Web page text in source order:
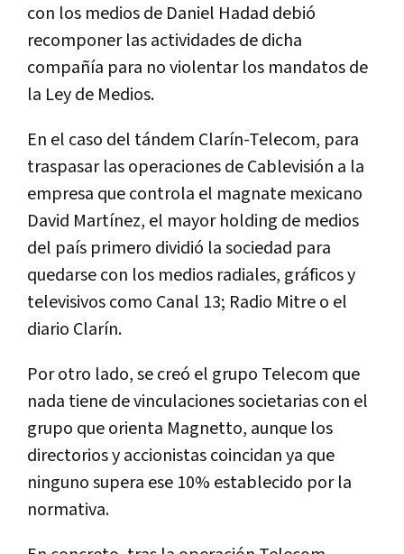
con los medios de Daniel Hadad debió
recomponer las actividades de dicha
compañía para no violentar los mandatos de
la Ley de Medios.
En el caso del tándem Clarín-Telecom, para
traspasar las operaciones de Cablevisión a la
empresa que controla el magnate mexicano
David Martínez, el mayor holding de medios
del país primero dividió la sociedad para
quedarse con los medios radiales, gráficos y
televisivos como Canal 13; Radio Mitre o el
diario Clarín.
Por otro lado, se creó el grupo Telecom que
nada tiene de vinculaciones societarias con el
grupo que orienta Magnetto, aunque los
directorios y accionistas coincidan ya que
ninguno supera ese 10% establecido por la
normativa.